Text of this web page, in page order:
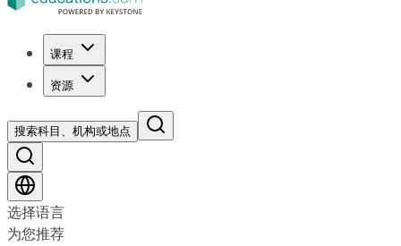
课程
资源
搜索科目、机构或地点
选择语言
为您推荐